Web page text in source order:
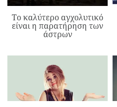
Το καλύτερο αγχολυτικό
είναι η παρατήρηση των
άστρων